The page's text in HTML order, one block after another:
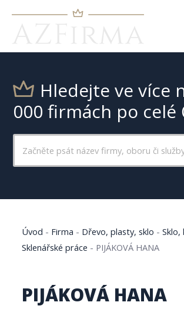
Hledejte ve více
000 firmách po celé
Úvod - Firma - Dřevo, plasty, sklo -Sklo,
Sklenářské práce - PIJÁKOVÁ HANA
PIJÁKOVÁ HANA